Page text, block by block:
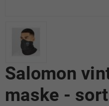
Salomon
maske - sort